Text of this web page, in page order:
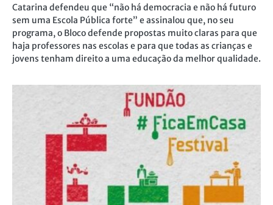
Catarina defendeu que “não há democracia e não há futuro
sem uma Escola Pública forte” e assinalou que, no seu
programa, o Bloco defende propostas muito claras para que
haja professores nas escolas e para que todas as crianças e
jovens tenham direito a uma educação da melhor qualidade.